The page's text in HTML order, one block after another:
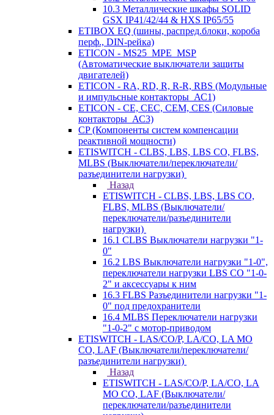
10.3 Металлические шкафы SOLID
GSX IP41/42/44 & HXS IP65/55
ETIBOX EQ (шины, распред.блоки, короба
перф., DIN-рейка)
ETICON - MS25_MPE_MSP
(Автоматические выключатели защиты
двигателей)
ETICON - RA, RD, R, R-R, RBS (Модульные
и импульсные контакторы_АС1)
ETICON - CE, CEC, CEM, CES (Силовые
контакторы_АС3)
CP (Компоненты систем компенсации
реактивной мощности)
ETISWITCH - CLBS, LBS, LBS CO, FLBS,
MLBS (Выключатели/переключатели/
разъединители нагрузки)
Назад
ETISWITCH - CLBS, LBS, LBS CO,
FLBS, MLBS (Выключатели/
переключатели/разъединители
нагрузки)
16.1 CLBS Выключатели нагрузки "1-
0"
16.2 LBS Выключатели нагрузки "1-0",
переключатели нагрузки LBS CO "1-0-
2" и аксессуары к ним
16.3 FLBS Разъединители нагрузки "1-
0" под предохранители
16.4 MLBS Переключатели нагрузки
"1-0-2" с мотор-приводом
ETISWITCH - LAS/CO/P, LA/CO, LA MO
CO, LAF (Выключатели/переключатели/
разъединители нагрузки)
Назад
ETISWITCH - LAS/CO/P, LA/CO, LA
MO CO, LAF (Выключатели/
переключатели/разъединители